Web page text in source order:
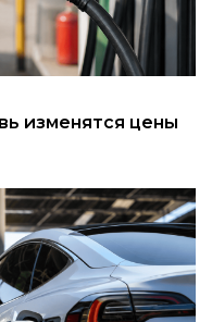
изменятся цены